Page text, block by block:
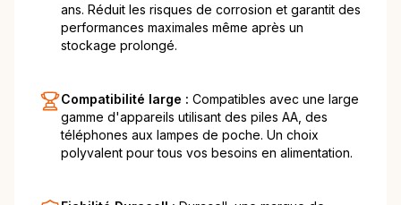
ans. Réduit les risques de corrosion et garantit des
performances maximales même après un
stockage prolongé.
Compatibilité large : Compatibles avec une large
gamme d'appareils utilisant des piles AA, des
téléphones aux lampes de poche. Un choix
polyvalent pour tous vos besoins en alimentation.